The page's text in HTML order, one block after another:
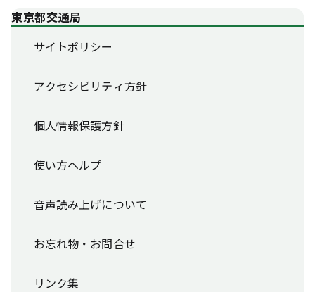
東京都交通局
サイトポリシー
アクセシビリティ方針
個人情報保護方針
使い方ヘルプ
音声読み上げについて
お忘れ物・お問合せ
リンク集